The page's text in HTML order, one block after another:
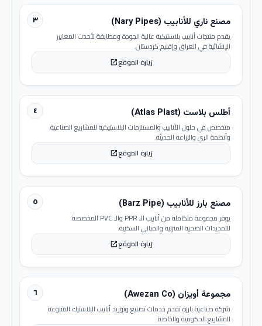
٣ مصنع ناري للأنابيب (Nary Pipes)
يقدم منتجات أنابيب بلاستيكية عالية الجودة ومطابقة لأحدث المعايير
الإنشائية في العراق وإقليم كردستان.
زيارة الموقعopen_in_new
٤ أطلس بلاست (Atlas Plast)
متخصص في حلول الأنابيب والمستلزمات البلاستيكية للمشاريع الصناعية
وأنظمة الري والزراعة الحديثة.
زيارة الموقعopen_in_new
٥ مصنع بارز للأنابيب (Barz Pipe)
يوفر مجموعة متكاملة من أنابيب الـ PPR والـ PVC المخصصة
للتمديدات الصحية المنزلية والمباني السكنية.
زيارة الموقعopen_in_new
٦ مجموعة أويزان (Awezan Co)
شركة صناعية بارزة تقدم خدمات تصنيع وتوريد أنابيب البلاستيك المتنوعة
للمشاريع الحكومية والخاصة.